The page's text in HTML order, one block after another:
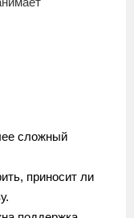
сложный
приносит ли